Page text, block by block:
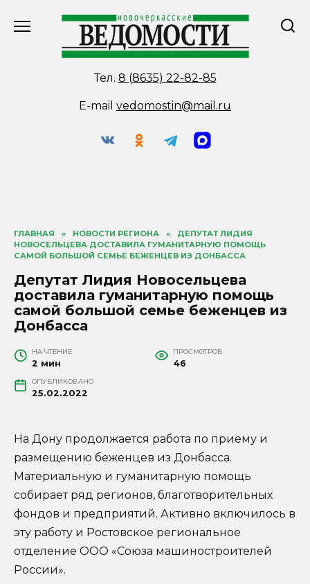
Тел. 8 (8635) 22-82-85
E-mail vedomostin@mail.ru
ГЛАВНАЯ » НОВОСТИ РЕГИОНА »
ДЕПУТАТ ЛИДИЯ
НОВОСЕЛЬЦЕВА ДОСТАВИЛА ГУМАНИТАРНУЮ ПОМОЩЬ
САМОЙ БОЛЬШОЙ СЕМЬЕ БЕЖЕНЦЕВ ИЗ ДОНБАССА
Депутат Лидия Новосельцева
доставила гуманитарную помощь
самой большой семье беженцев из
Донбасса
НА ЧТЕНИЕ
2 мин
ПРОСМОТРОВ
46
ОПУБЛИКОВАНО
25.02.2022
На Дону продолжается работа по приему и
размещению беженцев из Донбасса.
Материальную и гуманитарную помощь
собирает ряд регионов, благотворительных
фондов и предприятий. Активно включилось в
эту работу и Ростовское региональное
отделение ООО «Союза машиностроителей
России».